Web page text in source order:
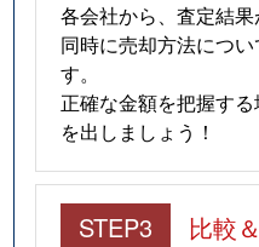
各会社から、査定結果
同時に売却方法につ
す。
正確な金額を把握す
を出しましょう！
STEP3 比較